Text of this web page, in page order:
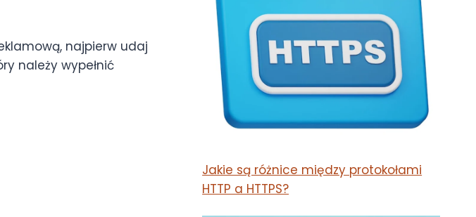
najpierw udaj
należy wypełnić
Jakie są różnice między protokołami
HTTP a HTTPS?